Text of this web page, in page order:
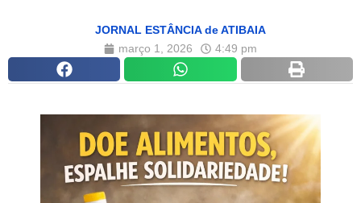
JORNAL ESTÂNCIA de ATIBAIA
março 1, 2026
4:49 pm